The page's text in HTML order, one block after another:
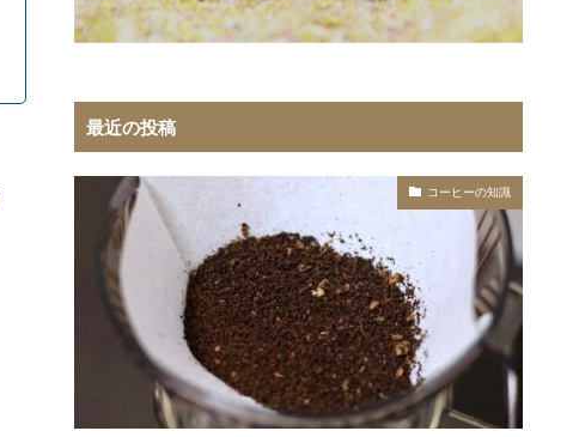
最近の投稿
コーヒーの知識